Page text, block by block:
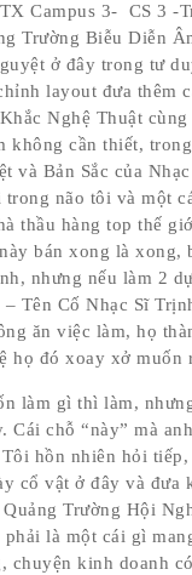
Campus 3- CS 3 -
Trường Biễu Diễn
ở đây trong tư
layout đưa thêm
Nghệ Thuật
không cần thiết,
và Bản Sắc của
não tôi và một
thầu hàng top thế
bán xong là
nhưng nếu làm 2
Tên Cố Nhạc Sĩ
ăn việc làm, họ
họ đó xoay xở muốn
làm gì thì làm,
Cái chỗ “này” mà
hồn nhiên hỏi
cổ vật ở đây và
Trường Hội
là một cái gì
chuyện kinh doanh